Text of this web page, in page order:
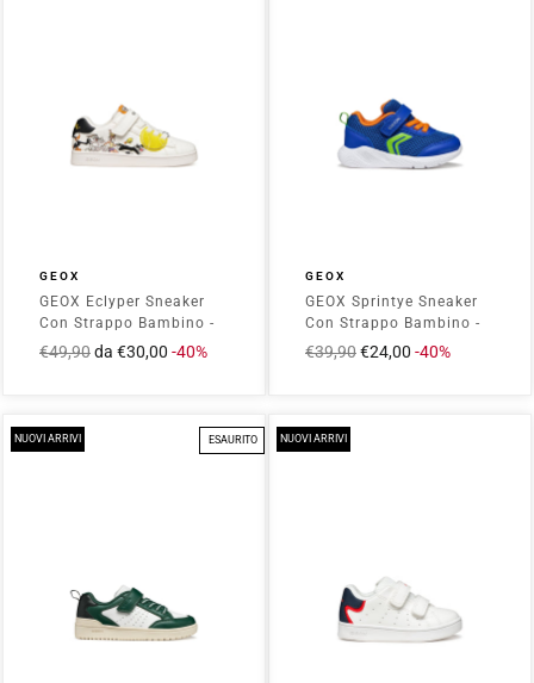
GEOX
GEOX Eclyper Sneaker
Con Strappo Bambino -
J65LSE054FU Bianco
Prezzo
€49,90Prezzo
da €30,00 -40%
GEOX
GEOX Sprintye Sneaker
Con Strappo Bambino -
B454UC01454
Royal/Orange
Prezzo
€39,90Prezzo
€24,00 -40%
NUOVI ARRIVI ESAURITO NUOVI ARRIVI